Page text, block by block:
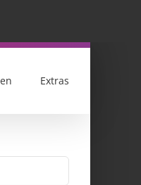
Extras